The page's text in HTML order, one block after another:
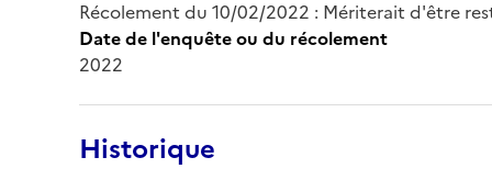
Récolement du 10/02/2022 : Mériterait d'être
Date de l'enquête ou du récolement
2022
Historique